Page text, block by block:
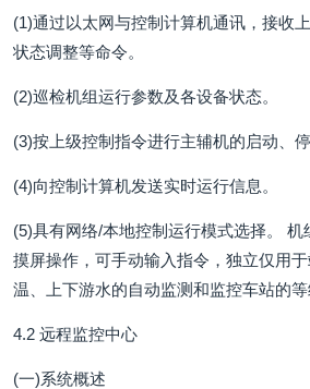
(1)通过以太网与控制计算机通讯，接收
状态调整等命令。
(2)巡检机组运行参数及各设备状态。
(3)按上级控制指令进行主辅机的启动、
(4)向控制计算机发送实时运行信息。
(5)具有网络/本地控制运行模式选择。
摸屏操作，可手动输入指令，独立仅用
温、上下游水的自动监测和监控车站的等
4.2 远程监控中心
(一)系统概述